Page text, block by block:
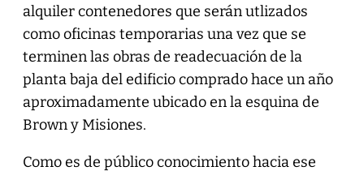
alquiler contenedores que serán utlizados
como oficinas temporarias una vez que se
terminen las obras de readecuación de la
planta baja del edificio comprado hace un año
aproximadamente ubicado en la esquina de
Brown y Misiones.
Como es de público conocimiento hacia ese